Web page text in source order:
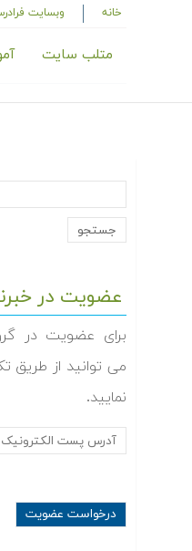
خانه وبسایت
متلب سایت
عضویت در
برای عضویت در
می توانید از طریق
نمایید.